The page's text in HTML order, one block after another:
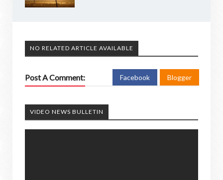
NO RELATED ARTICLE AVAILABLE
Post A Comment: Facebook Blogger
VIDEO NEWS BULLETIN